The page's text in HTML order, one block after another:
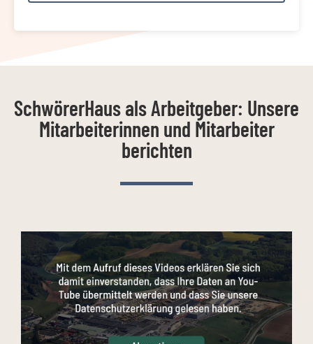
SchwörerHaus als Arbeitgeber: Unsere
Mitarbeiterinnen und Mitarbeiter
berichten